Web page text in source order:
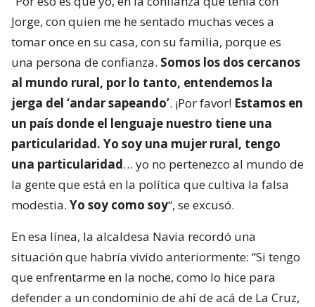
Jorge, con quien me he sentado muchas veces a
tomar once en su casa, con su familia, porque es
una persona de confianza. Somos los dos cercanos
al mundo rural, por lo tanto, entendemos la
jerga del ‘andar sapeando’. ¡Por favor! Estamos en
un país donde el lenguaje nuestro tiene una
particularidad. Yo soy una mujer rural, tengo
una particularidad… yo no pertenezco al mundo de
la gente que está en la política que cultiva la falsa
modestia. Yo soy como soy“, se excusó.
En esa línea, la alcaldesa Navia recordó una
situación que habría vivido anteriormente: “Si tengo
que enfrentarme en la noche, como lo hice para
defender a un condominio de ahí de acá de La Cruz,